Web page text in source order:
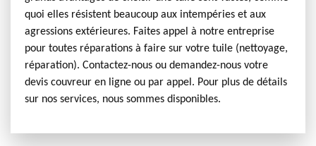
quoi elles résistent beaucoup aux intempéries et aux
agressions extérieures. Faites appel à notre entreprise
pour toutes réparations à faire sur votre tuile (nettoyage,
réparation). Contactez-nous ou demandez-nous votre
devis couvreur en ligne ou par appel. Pour plus de détails
sur nos services, nous sommes disponibles.